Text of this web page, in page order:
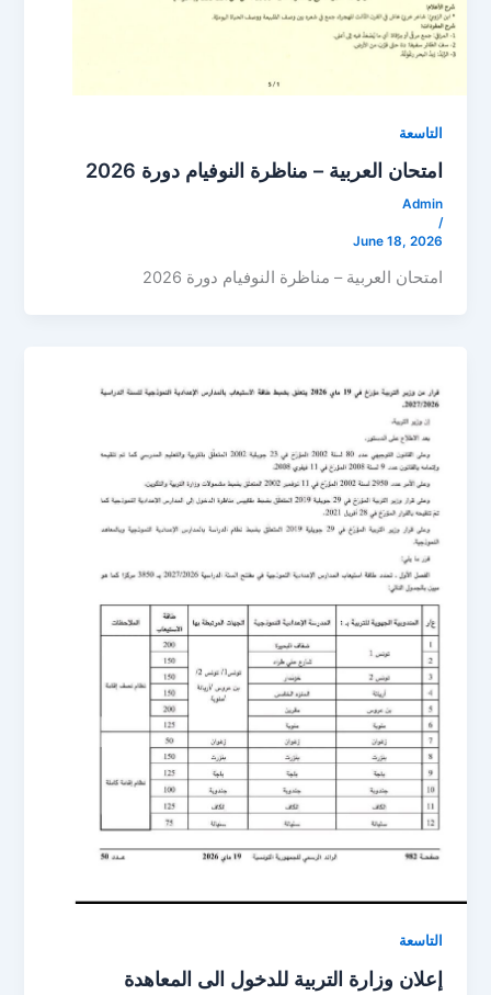
التاسعة
امتحان العربية – مناظرة النوفيام دورة 2026
Admin
/
June 18, 2026
امتحان العربية – مناظرة النوفيام دورة 2026
التاسعة
إعلان وزارة التربية للدخول الى المعاهدة